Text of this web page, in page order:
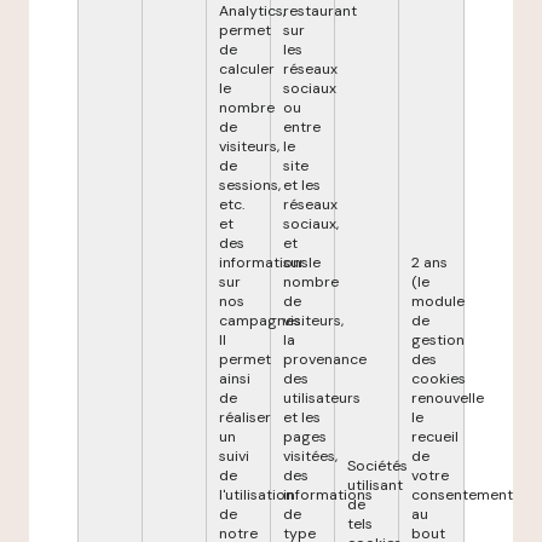
Analytics,
permet
de
calculer
le
nombre
de
visiteurs,
de
sessions,
etc.
et
des
informations
sur
nos
campagnes.
Il
permet
ainsi
de
réaliser
un
suivi
de
l'utilisation
de
notre
restaurant
sur
les
réseaux
sociaux
ou
entre
le
site
et les
réseaux
sociaux,
et
sur le
nombre
de
visiteurs,
la
provenance
des
utilisateurs
et les
pages
visitées,
des
informations
de
type
Sociétés
utilisant
de
tels
2 ans
(le
module
de
gestion
des
cookies
renouvelle
le
recueil
de
votre
consentement
au
bout